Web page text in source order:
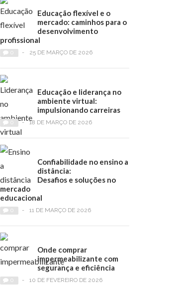
Educação flexível e o
mercado: caminhos para o
desenvolvimento
profissional
- 25 DE MARÇO DE 2026
Educação e liderança no
ambiente virtual:
impulsionando carreiras
- 18 DE MARÇO DE 2026
Confiabilidade no ensino a
distância:
Desafios e soluções no
mercado
educacional
- 11 DE MARÇO DE 2026
Onde comprar
impermeabilizante com
segurança e eficiência
- 10 DE FEVEREIRO DE 2026